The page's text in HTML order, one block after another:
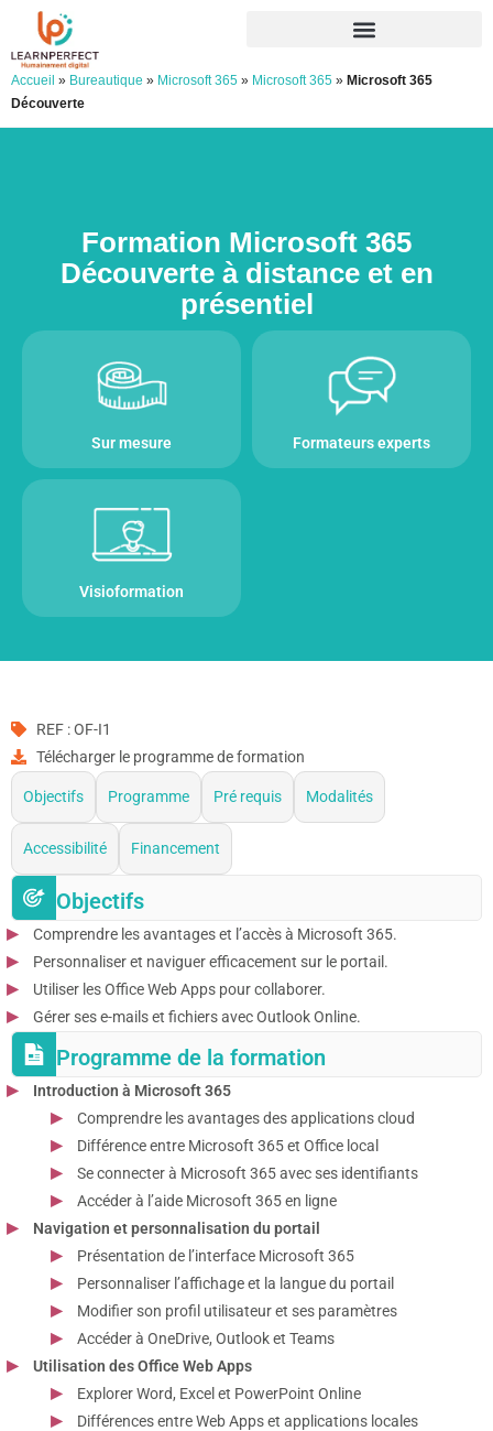
Accueil » Bureautique » Microsoft 365 » Microsoft 365 » Microsoft 365
Découverte
Formation Microsoft 365
Découverte à distance et en
présentiel
Sur mesure Formateurs experts
Visioformation
REF : OF-I1
Télécharger le programme de formation
Objectifs Programme Pré requis Modalités
Accessibilité Financement
Objectifs
Comprendre les avantages et l’accès à Microsoft 365.
Personnaliser et naviguer efficacement sur le portail.
Utiliser les Office Web Apps pour collaborer.
Gérer ses e-mails et fichiers avec Outlook Online.
Programme de la formation
Introduction à Microsoft 365
Comprendre les avantages des applications cloud
Différence entre Microsoft 365 et Office local
Se connecter à Microsoft 365 avec ses identifiants
Accéder à l’aide Microsoft 365 en ligne
Navigation et personnalisation du portail
Présentation de l’interface Microsoft 365
Personnaliser l’affichage et la langue du portail
Modifier son profil utilisateur et ses paramètres
Accéder à OneDrive, Outlook et Teams
Utilisation des Office Web Apps
Explorer Word, Excel et PowerPoint Online
Différences entre Web Apps et applications locales